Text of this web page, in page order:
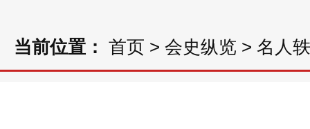
当前位置： 首页 > 会史纵览 > 名人